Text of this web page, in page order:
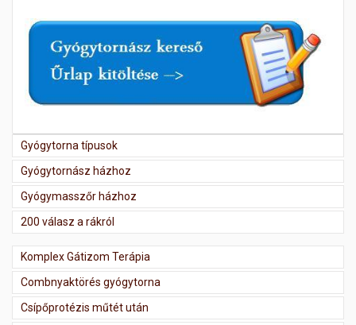
Gyógytorna típusok
Gyógytornász házhoz
Gyógymasszőr házhoz
200 válasz a rákról
Komplex Gátizom Terápia
Combnyaktörés gyógytorna
Csípőprotézis műtét után